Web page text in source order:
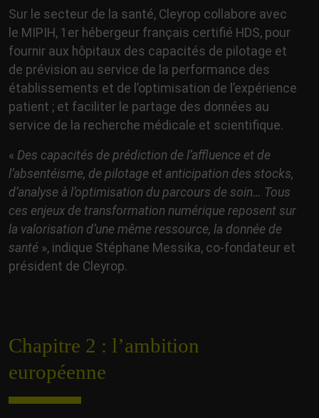
Sur le secteur de la santé, Cleyrop collabore avec
le MIPIH, 1er hébergeur français certifié HDS, pour
fournir aux hôpitaux des capacités de pilotage et
de prévision au service de la performance des
établissements et de l’optimisation de l’expérience
patient ; et faciliter le partage des données au
service de la recherche médicale et scientifique.
« Des capacités de prédiction de l’affluence et de
l’absentéisme, de pilotage et anticipation des stocks,
d’analyse à l’optimisation du parcours de soin… Tous
ces enjeux de transformation numérique reposent sur
la valorisation d’une même ressource, la donnée de
santé », indique Stéphane Messika, co-fondateur et
président de Cleyrop.
Chapitre 2 : l’ambition
européenne